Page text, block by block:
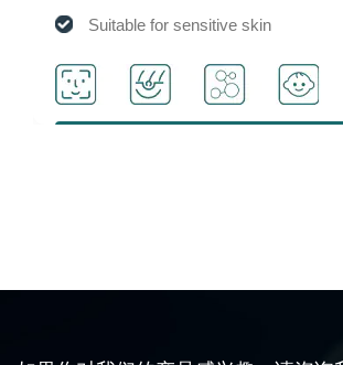
Suitable for sensitive skin
Activate cell activity